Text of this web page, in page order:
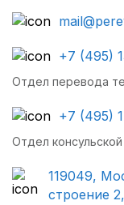
+7 (495)
Отдел перевода
+7 (495)
Отдел консульской
119049,
строение